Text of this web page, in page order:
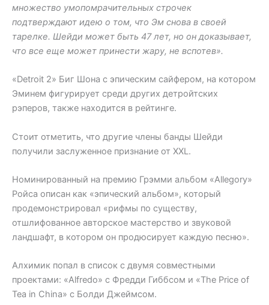
множество умопомрачительных строчек
подтверждают идею о том, что Эм снова в своей
тарелке. Шейди может быть 47 лет, но он доказывает,
что все еще может принести жару, не вспотев».
«Detroit 2» Биг Шона с эпическим сайфером, на котором
Эминем фигурирует среди других детройтских
рэперов, также находится в рейтинге.
Стоит отметить, что другие члены банды Шейди
получили заслуженное признание от XXL.
Номинированный на премию Грэмми альбом «Allegory»
Ройса описан как «эпический альбом», который
продемонстрировал «рифмы по существу,
отшлифованное авторское мастерство и звуковой
ландшафт, в котором он продюсирует каждую песню».
Алхимик попал в список с двумя совместными
проектами: «Alfredo» с Фредди Гиббсом и «The Price of
Tea in China» с Болди Джеймсом.